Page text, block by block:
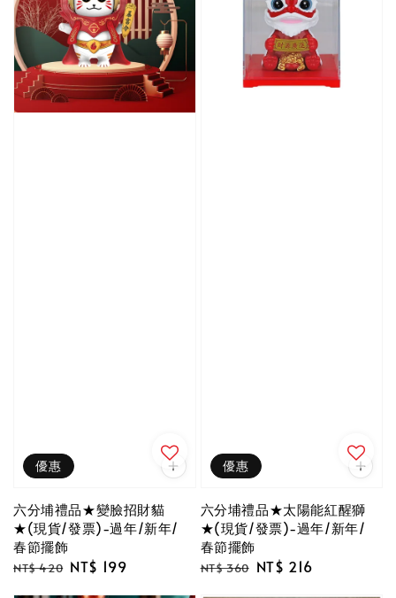
優惠
六分埔禮品★變臉招財貓
★(現貨/發票)-過年/新年/
春節擺飾
Regular
NT$ 420 Sale
NT$ 199
優惠
六分埔禮品★太陽能紅醒獅
★(現貨/發票)-過年/新年/
春節擺飾
Regular
NT$ 360 Sale
NT$ 216